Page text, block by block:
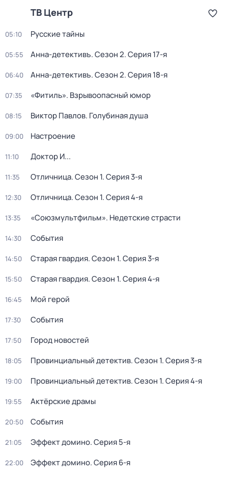
ТВ Центр
05:10 Русские тайны
05:55 Анна-детективъ. Сезон 2. Серия 17-я
06:40 Анна-детективъ. Сезон 2. Серия 18-я
07:35 «Фитиль». Взрывоопасный юмор
08:15 Виктор Павлов. Голубиная душа
09:00 Настроение
11:10 Доктор И...
11:35 Отличница. Сезон 1. Серия 3-я
12:30 Отличница. Сезон 1. Серия 4-я
13:35 «Союзмультфильм». Недетские страсти
14:30 События
14:50 Старая гвардия. Сезон 1. Серия 3-я
15:50 Старая гвардия. Сезон 1. Серия 4-я
16:45 Мой герой
17:30 События
17:50 Город новостей
18:05 Провинциальный детектив. Сезон 1. Серия 3-я
19:00 Провинциальный детектив. Сезон 1. Серия 4-я
19:55 Актёрские драмы
20:50 События
21:05 Эффект домино. Серия 5-я
22:00 Эффект домино. Серия 6-я